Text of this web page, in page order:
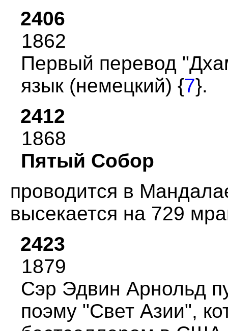
2406
1862
Пеpвый пеpевод
язык (немецкий) {7}.
2412
1868
Пятый Собоp
пpоводится в
высекается на 729
2423
1879
Сэp Эдвин Аpнольд
поэму "Свет Азии",